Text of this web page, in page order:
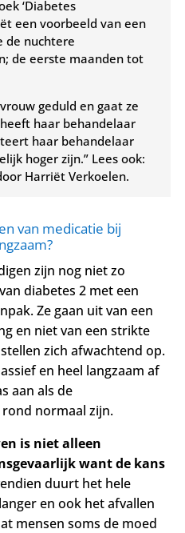
‘Diabetes
een voorbeeld van een
de nuchtere
de eerste maanden tot
geduld en gaat ze
haar behandelaar
haar behandelaar
hoger zijn.” Lees ook:
Harriët Verkoelen.
van medicatie bij
zijn nog niet zo
diabetes 2 met een
Ze gaan uit van een
en niet van een strikte
zich afwachtend op.
en heel langzaam af
aan als de
normaal zijn.
is niet alleen
want de kans
duurt het hele
en ook het afvallen
mensen soms de moed